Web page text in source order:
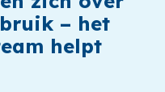
– het
helpt